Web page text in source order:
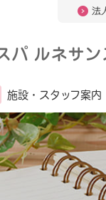
法
パ ルネサ
施設・ スタッフ案内